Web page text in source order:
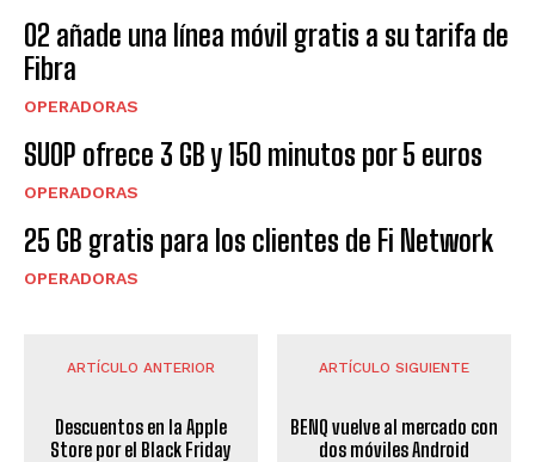
O2 añade una línea móvil gratis a su tarifa de
Fibra
OPERADORAS
SUOP ofrece 3 GB y 150 minutos por 5 euros
OPERADORAS
25 GB gratis para los clientes de Fi Network
OPERADORAS
ARTÍCULO ANTERIOR
Descuentos en la Apple
Store por el Black Friday
ARTÍCULO SIGUIENTE
BENQ vuelve al mercado con
dos móviles Android